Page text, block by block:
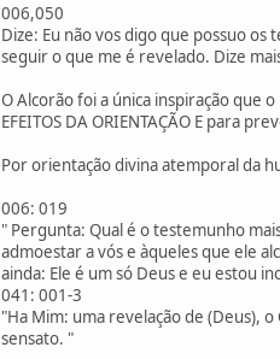
006,050
Dize: Eu não vos digo que possuo
seguir o que me é revelado. Dize
O Alcorão foi a única inspiração que
EFEITOS DA ORIENTAÇÃO E para
Por orientação divina atemporal da
006: 019
" Pergunta: Qual é o testemunho
admoestar a vós e àqueles que ele
ainda: Ele é um só Deus e eu estou
041: 001-3
"Ha Mim: uma revelação de (Deus),
sensato. "